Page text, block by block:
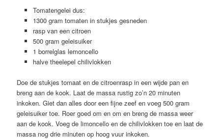
Tomatengelei dus:
1300 gram tomaten in stukjes gesneden
rasp van een citroen
500 gram geleisuiker
1 borrelglas lemoncello
halve theelepel chilivlokken
Doe de stukjes tomaat en de citroenrasp in een wijde pan en
breng aan de kook. Laat de massa rustig zo’n 20 minuten
inkoken. Giet dan alles door een fijne zeef en voeg 500 gram
geleisuiker toe. Roer goed om en om en breng de massa weer
aan de kook. Voeg de limoncello en de chilivlokken toe en laat de
massa nog drie minuten op hoog vuur inkoken.